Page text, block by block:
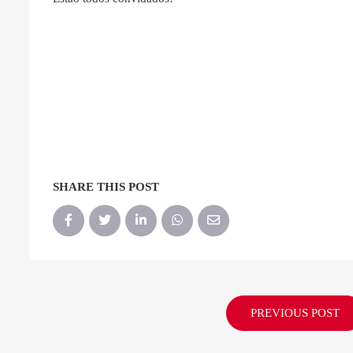
SHARE THIS POST
PREVIOUS POST